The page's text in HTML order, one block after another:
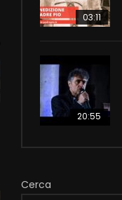
03:11
20:55
Cerca